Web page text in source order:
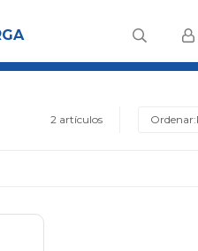
2 artículos